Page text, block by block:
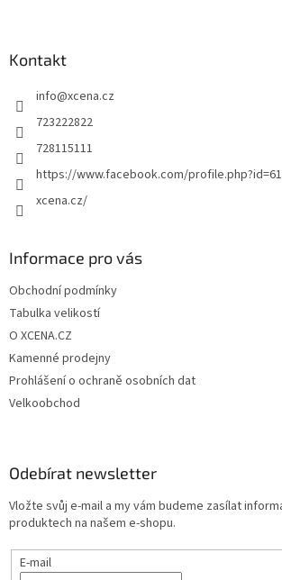
Kontakt
info@xcena.cz
723222822
728115111
https://www.facebook.com/
xcena.cz/
Informace pro vás
Obchodní podmínky
Tabulka velikostí
O XCENA.CZ
Kamenné prodejny
Prohlášení o ochraně osobních dat
Velkoobchod
Odebírat newsletter
Vložte svůj e-mail a my vám budeme zasílat
produktech na našem e-shopu.
E-mail